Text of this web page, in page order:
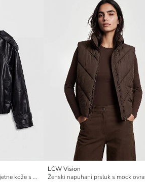
Ženska oversize jakna od umjetne kože s visokom kragnom
LCW Vision
Ženski napuhani prsluk s mock